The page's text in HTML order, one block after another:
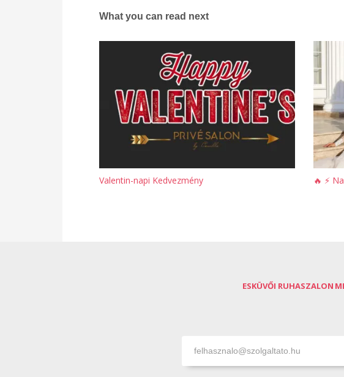
What you can read next
Valentin-napi Kedvezmény 🔥 ⚡️
ESKÜVŐI RUHASZALON